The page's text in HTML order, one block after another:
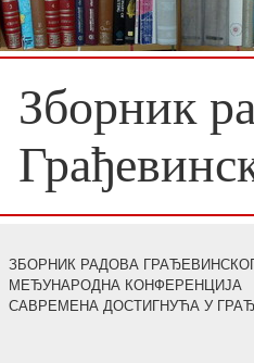
Зборник
ЗБОРНИК РАДОВА
МЕЂУНАРОДНА КОНФЕРЕНЦИЈА
САВРЕМЕНА ДОСТИГНУЋА У